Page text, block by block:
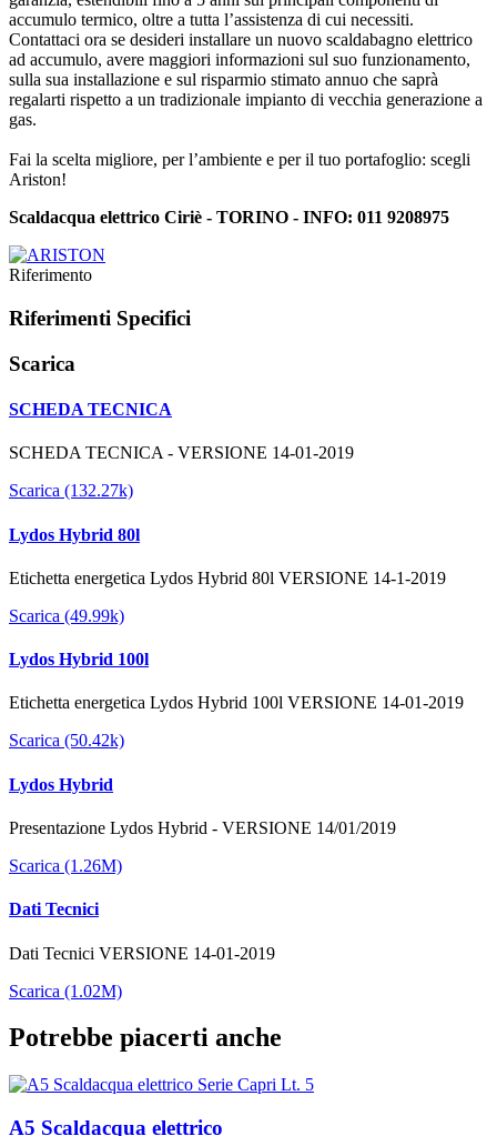
accumulo termico, oltre a tutta l’assistenza di cui necessiti.
Contattaci ora se desideri installare un nuovo scaldabagno elettrico
ad accumulo, avere maggiori informazioni sul suo funzionamento,
sulla sua installazione e sul risparmio stimato annuo che saprà
regalarti rispetto a un tradizionale impianto di vecchia generazione a
gas.
Fai la scelta migliore, per l’ambiente e per il tuo portafoglio: scegli
Ariston!
Scaldacqua elettrico Ciriè - TORINO - INFO: 011 9208975
Riferimento
Riferimenti Specifici
Scarica
SCHEDA TECNICA
SCHEDA TECNICA - VERSIONE 14-01-2019
Scarica (132.27k)
Lydos Hybrid 80l
Etichetta energetica Lydos Hybrid 80l VERSIONE 14-1-2019
Scarica (49.99k)
Lydos Hybrid 100l
Etichetta energetica Lydos Hybrid 100l VERSIONE 14-01-2019
Scarica (50.42k)
Lydos Hybrid
Presentazione Lydos Hybrid - VERSIONE 14/01/2019
Scarica (1.26M)
Dati Tecnici
Dati Tecnici VERSIONE 14-01-2019
Scarica (1.02M)
Potrebbe piacerti anche
A5 Scaldacqua elettrico